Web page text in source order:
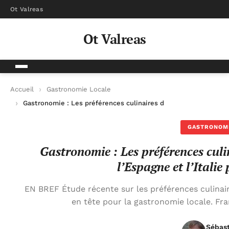
Ot Valreas
Ot Valreas
Accueil
Gastronomie Locale
Gastronomie : Les préférences culinaires des touristes
Gastronomie : Les préférences
l’Espagne et
EN BREF Étude récente sur les préférences
en tête pour la gastronomie locale.